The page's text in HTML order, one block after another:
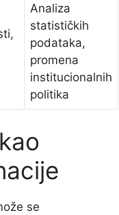
Analiza
statističkih
podataka,
promena
institucionalnih
politika
se